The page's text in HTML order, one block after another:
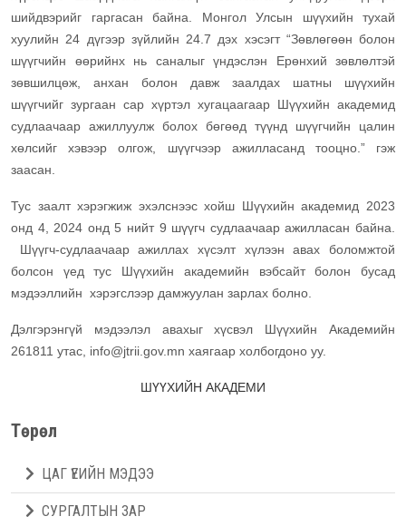
шийдвэрийг гаргасан байна. Монгол Улсын шүүхийн тухай
хуулийн 24 дүгээр зүйлийн 24.7 дэх хэсэгт “Зөвлөгөөн болон
шүүгчийн өөрийнх нь саналыг үндэслэн Ерөнхий зөвлөлтэй
зөвшилцөж, анхан болон давж заалдах шатны шүүхийн
шүүгчийг зургаан сар хүртэл хугацаагаар Шүүхийн академид
судлаачаар ажиллуулж болох бөгөөд түүнд шүүгчийн цалин
хөлсийг хэвээр олгож, шүүгчээр ажилласанд тооцно.” гэж
заасан.
Тус заалт хэрэгжиж эхэлснээс хойш Шүүхийн академид 2023
онд 4, 2024 онд 5 нийт 9 шүүгч судлаачаар ажилласан байна.
Шүүгч-судлаачаар ажиллах хүсэлт хүлээн авах боломжтой
болсон үед тус Шүүхийн академийн вэбсайт болон бусад
мэдээллийн хэрэгслээр дамжуулан зарлах болно.
Дэлгэрэнгүй мэдээлэл авахыг хүсвэл Шүүхийн Академийн
261811 утас, info@jtrii.gov.mn хаягаар холбогдоно уу.
ШҮҮХИЙН АКАДЕМИ
Төрөл
ЦАГ ҮЕИЙН МЭДЭЭ
СУРГАЛТЫН ЗАР